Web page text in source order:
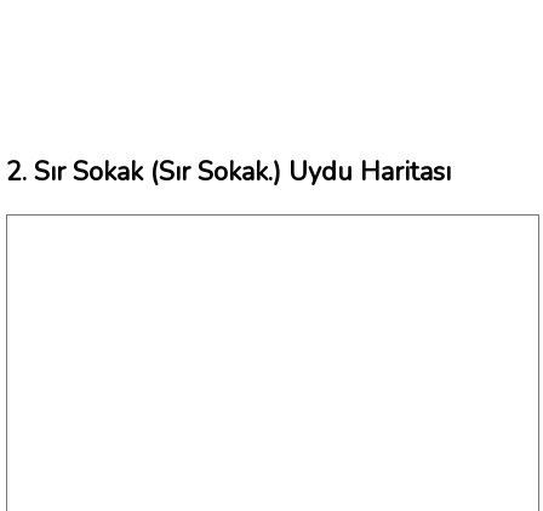
2. Sır Sokak (Sır Sokak.) Uydu Haritası